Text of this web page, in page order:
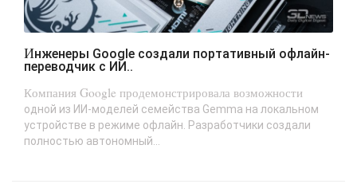
Инженеры Google создали портативный офлайн-
переводчик с ИИ..
Компания Google продемонстрировала возможности
одной из ИИ-моделей семейства Gemma на локальном
устройстве в режиме офлайн. Разработчики создали
полностью автономный...